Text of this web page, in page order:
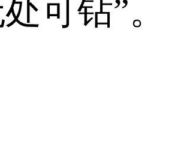
夏凉理想